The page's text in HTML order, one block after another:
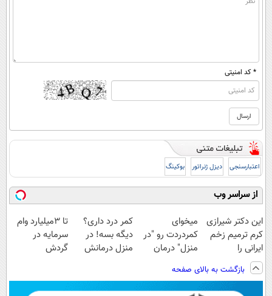
* کد امنیتی
اعتبارسنجی دیزل ژنراتور بوکینگ
از سراسر وب
این دکتر شیرازی
کرم ترمیم زخم
ایرانی را
ساخت!!!
میخوای
کمردردت رو "در
منزل" درمان
◂پرسش‌نامه)
کمر درد داری؟
دیگه بسه! در
منزل درمانش
تا 3میلیارد وام
سرمایه در
گردش
ثبت کن
بازگشت به بالای صفحه